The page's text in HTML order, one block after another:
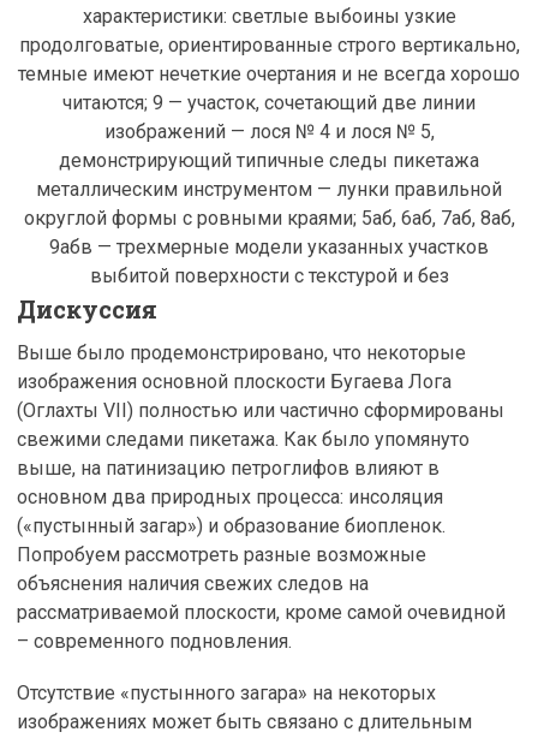
характеристики: светлые выбоины узкие
продолговатые, ориентированные строго вертикально,
темные имеют нечеткие очертания и не всегда хорошо
читаются; 9 — участок, сочетающий две линии
изображений — лося № 4 и лося № 5,
демонстрирующий типичные следы пикетажа
металлическим инструментом — лунки правильной
округлой формы с ровными краями; 5аб, 6аб, 7аб, 8аб,
9абв — трехмерные модели указанных участков
выбитой поверхности с текстурой и без
Дискуссия
Выше было продемонстрировано, что некоторые
изображения основной плоскости Бугаева Лога
(Оглахты VII) полностью или частично сформированы
свежими следами пикетажа. Как было упомянуто
выше, на патинизацию петроглифов влияют в
основном два природных процесса: инсоляция
(«пустынный загар») и образование биопленок.
Попробуем рассмотреть разные возможные
объяснения наличия свежих следов на
рассматриваемой плоскости, кроме самой очевидной
– современного подновления.
Отсутствие «пустынного загара» на некоторых
изображениях может быть связано с длительным